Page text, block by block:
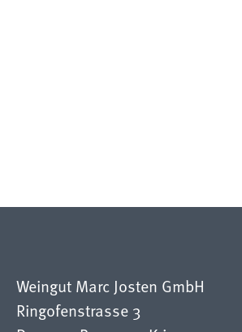
Weingut Marc Josten GmbH
Ringofenstrasse 3